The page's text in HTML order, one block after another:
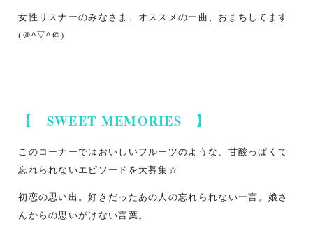
女性リスナーのみなさま、オススメの一曲、おまちしてます
(@^▽^@)
【 SWEET MEMORIES 】
このコーナーではおいしいフルーツのような、甘酸っぱくて
忘れられないエピソードを大募集☆
初恋の思い出。好きだったあの人の忘れられない一言。娘さ
んからの思いがけない言葉。